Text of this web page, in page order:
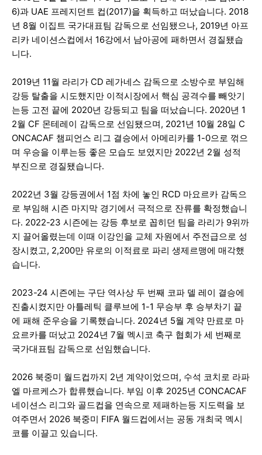
6)과 UAE 프레지던트 컵(2017)을 획득하고 떠났습니다. 2018
년 8월 이집트 국가대표팀 감독으로 선임됐으나, 2019년 아프
리카 네이션스컵에서 16강에서 남아공에 패하면서 경질됐습
니다.
2019년 11월 라리가 CD 레가네스 감독으로 소방수로 부임해
강등 탈출을 시도했지만 이적시장에서 핵심 공격수를 빼앗기
는등 고전 끝에 2020년 강등되고 팀을 떠났습니다. 2020년 1
2월 CF 몬테레이 감독으로 선임됐으며, 2021년 10월 28일 C
ONCACAF 챔피언스 리그 결승에서 아메리카를 1-0으로 꺾으
며 우승을 이루는등 좋은 모습도 보였지만 2022년 2월 성적
부진으로 경질됐습니다.
2022년 3월 강등권에서 1점 차에 놓인 RCD 마요르카 감독으
로 부임해 시즌 마지막 경기에서 극적으로 잔류를 확정했습니
다. 2022-23 시즌에는 강등 후보로 꼽히던 팀을 라리가 9위까
지 끌어올렸는데 이때 이강인을 교체 자원에서 주전급으로 성
장시켰고, 2,200만 유로의 이적료로 파리 생제르맹에 매각했
습니다.
2023-24 시즌에는 구단 역사상 두 번째 코파 델 레이 결승에
진출시켰지만 아틀레틱 클루브에 1-1 무승부 후 승부차기 끝
에 패해 준우승을 기록했습니다. 2024년 5월 계약 만료로 마
요르카를 떠났고 2024년 7월 멕시코 축구 협회가 세 번째로
국가대표팀 감독으로 선임했습니다.
2026 북중미 월드컵까지 2년 계약이었으며, 수석 코치로 라파
엘 마르케스가 합류했습니다. 부임 이후 2025년 CONCACAF
네이션스 리그와 골드컵을 연속으로 제패하는등 지도력을 보
여주면서 2026 북중미 FIFA 월드컵에서는 공동 개최국 멕시
코를 이끌고 있습니다.